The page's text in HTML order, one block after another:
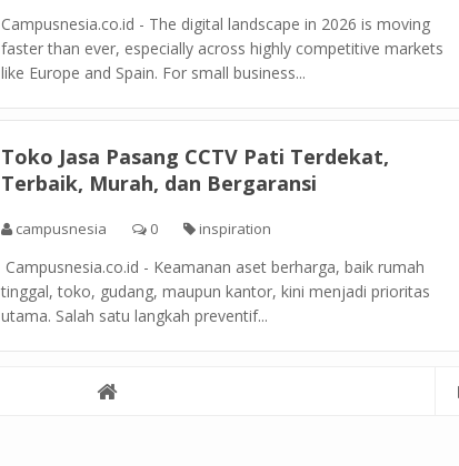
Campusnesia.co.id - The digital landscape in 2026 is moving
faster than ever, especially across highly competitive markets
like Europe and Spain. For small business...
Toko Jasa Pasang CCTV Pati Terdekat,
Terbaik, Murah, dan Bergaransi
campusnesia 0 inspiration
Campusnesia.co.id - Keamanan aset berharga, baik rumah
tinggal, toko, gudang, maupun kantor, kini menjadi prioritas
utama. Salah satu langkah preventif...